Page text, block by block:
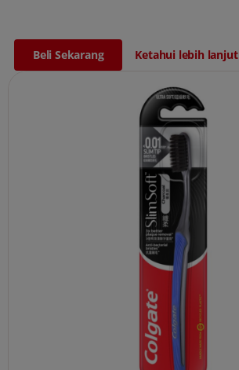
Beli Sekarang Ketahui lebih lanjut